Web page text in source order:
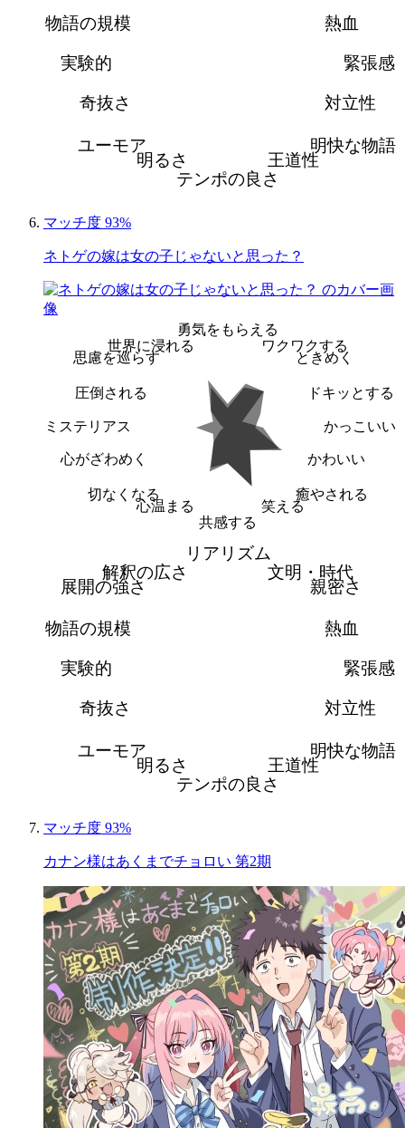
熱血
緊張感
対立性
明快な物語
王道性
テンポの良さ
明るさ
ユーモア
奇抜さ
実験的
物語の規模
マッチ度 93%
ネトゲの嫁は女の子じゃないと思った？
勇気をもらえる
ワクワクする
ときめく
ドキッとする
かっこいい
かわいい
癒やされる
笑える
共感する
心温まる
切なくなる
心がざわめく
ミステリアス
圧倒される
思慮を巡らす
世界に浸れる
リアリズム
文明・時代
親密さ
熱血
緊張感
対立性
明快な物語
王道性
テンポの良さ
明るさ
ユーモア
奇抜さ
実験的
物語の規模
展開の強さ
解釈の広さ
マッチ度 93%
カナン様はあくまでチョロい 第2期